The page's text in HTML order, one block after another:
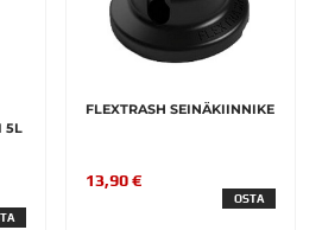
5L
FLEXTRASH SEINÄKIINNIKE
13,90 €
OSTA